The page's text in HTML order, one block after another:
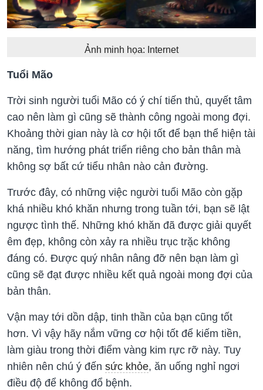
Ảnh minh họa: Internet
Tuổi Mão
Trời sinh người tuổi Mão có ý chí tiến thủ, quyết tâm
cao nên làm gì cũng sẽ thành công ngoài mong đợi.
Khoảng thời gian này là cơ hội tốt để bạn thể hiện tài
năng, tìm hướng phát triển riêng cho bản thân mà
không sợ bất cứ tiểu nhân nào cản đường.
Trước đây, có những việc người tuổi Mão còn gặp
khá nhiều khó khăn nhưng trong tuần tới, bạn sẽ lật
ngược tình thế. Những khó khăn đã được giải quyết
êm đẹp, không còn xảy ra nhiều trục trặc không
đáng có. Được quý nhân nâng đỡ nên bạn làm gì
cũng sẽ đạt được nhiều kết quả ngoài mong đợi của
bản thân.
Vận may tới dồn dập, tinh thần của bạn cũng tốt
hơn. Vì vậy hãy nắm vững cơ hội tốt để kiếm tiền,
làm giàu trong thời điểm vàng kim rực rỡ này. Tuy
nhiên nên chú ý đến sức khỏe, ăn uống nghỉ ngơi
điều độ để không đổ bệnh.